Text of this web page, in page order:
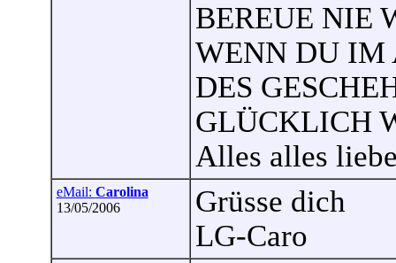
BEREUE NIE
WENN DU IM
DES
GLÜCKLICH
Alles alles
eMail: Carolina
13/05/2006
Grüsse dich
LG-Caro